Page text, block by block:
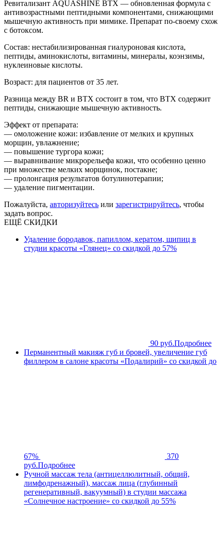
Ревитализант AQUASHINE BTX — обновленная формула с
антивозрастными пептидными компонентами, снижающими
мышечную активность при мимике. Препарат по-своему схож
с ботоксом.
Состав: нестабилизированная гиалуроновая кислота,
пептиды, аминокислоты, витамины, минералы, коэнзимы,
нуклеиновые кислоты.
Возраст: для пациентов от 35 лет.
Разница между BR и BTX состоит в том, что BTX содержит
пептиды, снижающие мышечную активность.
Эффект от препарата:
— омоложение кожи: избавление от мелких и крупных
морщин, увлажнение;
— повышение тургора кожи;
— выравнивание микрорельефа кожи, что особенно ценно
при множестве мелких морщинок, постакне;
— пролонгация результатов ботулинотерапии;
— удаление пигментации.
Пожалуйста, авторизуйтесь или зарегистрируйтесь, чтобы
задать вопрос.
ЕЩЁ СКИДКИ
Удаление бородавок, папиллом, кератом, шипиц в
студии красоты «Глянец» со скидкой до 57%
90 руб.Подробнее
Перманентный макияж губ и бровей, увеличение губ
филлером в салоне красоты «Подалирий» со скидкой до
67%
370
руб.Подробнее
Ручной массаж тела (антицеллюлитный, общий,
лимфодренажный), массаж лица (глубинный
регенеративный, вакуумный) в студии массажа
«Солнечное настроение» со скидкой до 55%